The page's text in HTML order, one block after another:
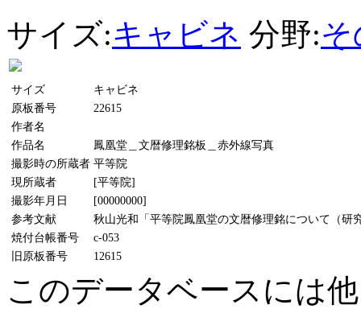
サイズ:キャビネ 分野:
サイズ
キャビネ
原板番号
22615
作者名
作品名
鳳凰堂＿文暦修理銘板＿赤外線写真
撮影時の所蔵者 平等院
現所蔵者
[平等院]
撮影年月日
[00000000]
参考文献
秋山光和「平等院鳳凰堂の文暦修理銘について（研
焼付台帳番号
c-053
旧原板番号
12615
このデータベースには